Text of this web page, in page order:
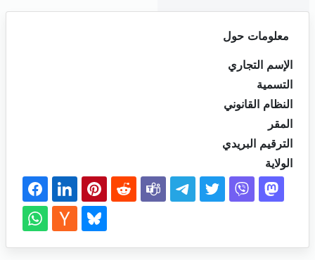
معلومات حول
الإسم التجاري
التسمية
النظام القانوني
المقر
الترقيم البريدي
الولاية